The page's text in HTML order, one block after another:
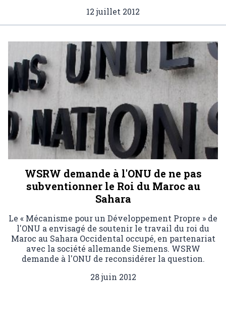
12 juillet 2012
WSRW demande à l'ONU de ne pas
subventionner le Roi du Maroc au
Sahara
Le « Mécanisme pour un Développement Propre » de
l'ONU a envisagé de soutenir le travail du roi du
Maroc au Sahara Occidental occupé, en partenariat
avec la société allemande Siemens. WSRW
demande à l'ONU de reconsidérer la question.
28 juin 2012